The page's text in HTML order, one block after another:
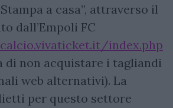
a casa”, attraverso il
dall’Empoli FC
index.php
di non acquistare i tagliandi
web alternativi). La
per questo settore